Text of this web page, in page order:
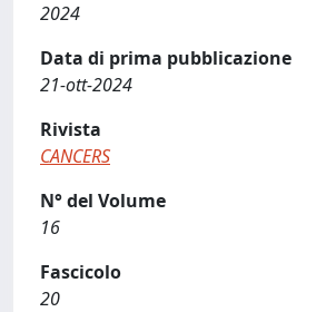
2024
Data di prima pubblicazione
21-ott-2024
Rivista
CANCERS
N° del Volume
16
Fascicolo
20